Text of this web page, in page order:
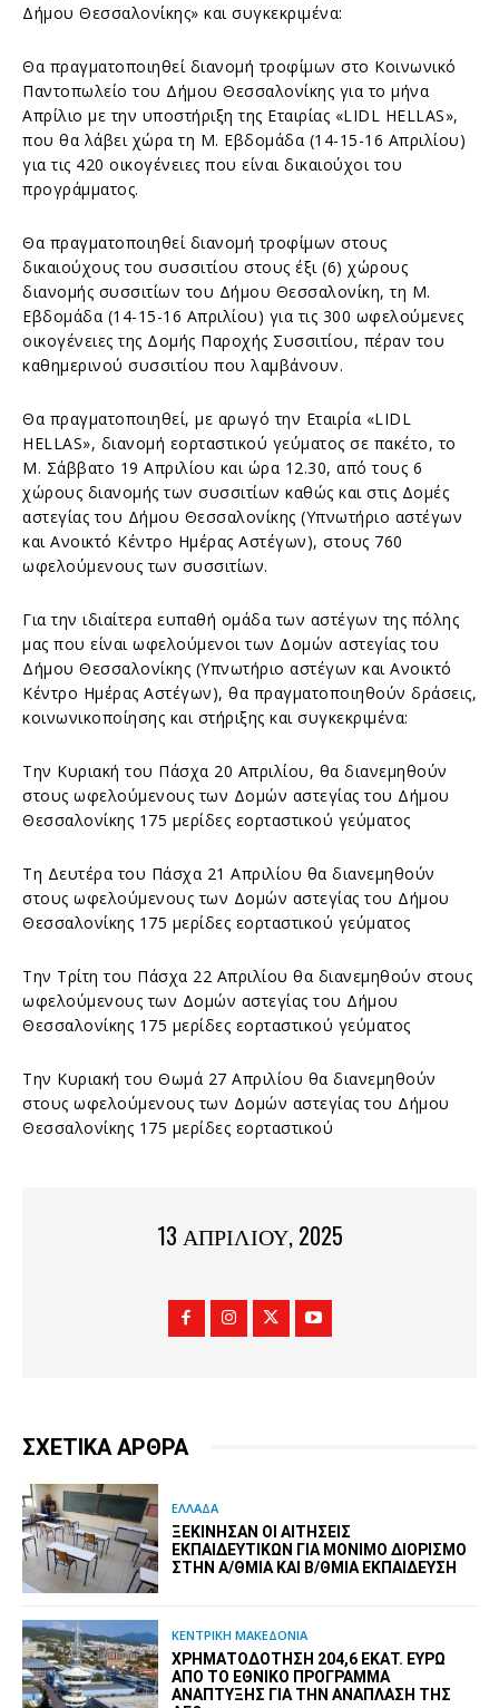
Δήμου Θεσσαλονίκης» και συγκεκριμένα:
Θα πραγματοποιηθεί διανομή τροφίμων στο Κοινωνικό
Παντοπωλείο του Δήμου Θεσσαλονίκης για το μήνα
Απρίλιο με την υποστήριξη της Εταιρίας «LIDL HELLAS»,
που θα λάβει χώρα τη Μ. Εβδομάδα (14-15-16 Απριλίου)
για τις 420 οικογένειες που είναι δικαιούχοι του
προγράμματος.
Θα πραγματοποιηθεί διανομή τροφίμων στους
δικαιούχους του συσσιτίου στους έξι (6) χώρους
διανομής συσσιτίων του Δήμου Θεσσαλονίκη, τη Μ.
Εβδομάδα (14-15-16 Απριλίου) για τις 300 ωφελούμενες
οικογένειες της Δομής Παροχής Συσσιτίου, πέραν του
καθημερινού συσσιτίου που λαμβάνουν.
Θα πραγματοποιηθεί, με αρωγό την Εταιρία «LIDL
HELLAS», διανομή εορταστικού γεύματος σε πακέτο, το
Μ. Σάββατο 19 Απριλίου και ώρα 12.30, από τους 6
χώρους διανομής των συσσιτίων καθώς και στις Δομές
αστεγίας του Δήμου Θεσσαλονίκης (Υπνωτήριο αστέγων
και Ανοικτό Κέντρο Ημέρας Αστέγων), στους 760
ωφελούμενους των συσσιτίων.
Για την ιδιαίτερα ευπαθή ομάδα των αστέγων της πόλης
μας που είναι ωφελούμενοι των Δομών αστεγίας του
Δήμου Θεσσαλονίκης (Υπνωτήριο αστέγων και Ανοικτό
Κέντρο Ημέρας Αστέγων), θα πραγματοποιηθούν δράσεις,
κοινωνικοποίησης και στήριξης και συγκεκριμένα:
Την Κυριακή του Πάσχα 20 Απριλίου, θα διανεμηθούν
στους ωφελούμενους των Δομών αστεγίας του Δήμου
Θεσσαλονίκης 175 μερίδες εορταστικού γεύματος
Τη Δευτέρα του Πάσχα 21 Απριλίου θα διανεμηθούν
στους ωφελούμενους των Δομών αστεγίας του Δήμου
Θεσσαλονίκης 175 μερίδες εορταστικού γεύματος
Την Τρίτη του Πάσχα 22 Απριλίου θα διανεμηθούν στους
ωφελούμενους των Δομών αστεγίας του Δήμου
Θεσσαλονίκης 175 μερίδες εορταστικού γεύματος
Την Κυριακή του Θωμά 27 Απριλίου θα διανεμηθούν
στους ωφελούμενους των Δομών αστεγίας του Δήμου
Θεσσαλονίκης 175 μερίδες εορταστικού
13 ΑΠΡΙΛΊΟΥ, 2025
ΣΧΕΤΙΚΑ ΑΡΘΡΑ
ΕΛΛΑΔΑ
ΞΕΚΊΝΗΣΑΝ ΟΙ ΑΙΤΉΣΕΙΣ
ΕΚΠΑΙΔΕΥΤΙΚΏΝ ΓΙΑ ΜΌΝΙΜΟ ΔΙΟΡΙΣΜΌ
ΣΤΗΝ Α/ΘΜΙΑ ΚΑΙ Β/ΘΜΙΑ ΕΚΠΑΊΔΕΥΣΗ
ΚΕΝΤΡΙΚΗ ΜΑΚΕΔΟΝΙΑ
ΧΡΗΜΑΤΟΔΌΤΗΣΗ 204,6 ΕΚΑΤ. ΕΥΡΏ
ΑΠΌ ΤΟ ΕΘΝΙΚΌ ΠΡΌΓΡΑΜΜΑ
ΑΝΆΠΤΥΞΗΣ ΓΙΑ ΤΗΝ ΑΝΆΠΛΑΣΗ ΤΗΣ